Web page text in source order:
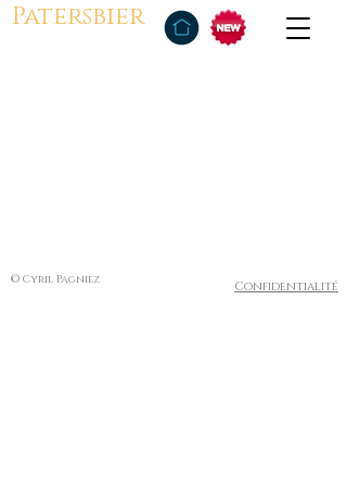
Patersbier
© Cyril Pagniez Confidentialité